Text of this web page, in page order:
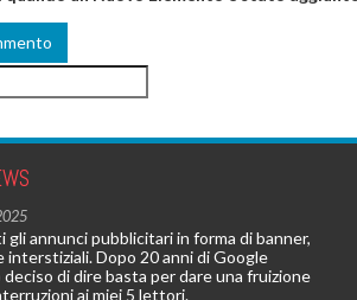
gli annunci pubblicitari in forma di banner,
interstiziali. Dopo 20 anni di Google
di dire basta per dare una fruizione
ai miei 5 lettori.